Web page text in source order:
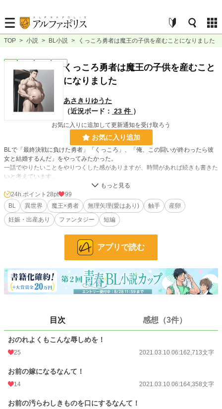
TOP > 小説 > BL小説 > くっころ勇者は魔王の子供を産むことになりました
くっころ勇者は魔王の子供を産むこと
になりました
あさきりゆうた
（近況ボード： 23 件 ）
お気に入りに追加して更新通知を受け取ろう
お気に入り追加
BLで「最終決戦に負けた勇者」「くっころ」、「俺、この闘いが終わったら彼
女と結婚するんだ」をやってみたかった。
一話でやりたいことをやりつくした感がありますが、時間があれば続きも書きた
いと考えています。
21.03.10
ついHな気分になったので、加筆修正と新作を書きました。大体R18です。
21.05.06
を書きました。そして小説タイトルも変更。
ニアックなR18プレイになって読者ついていけねえよな(^_^;)と思いました。
最終回になりますが、補足エピソードネタ思いつけば番外編でまた書くかもし
れません。
小説
BL 5,934 位 / 31,454 件
お気に入り
24h.ポイント 28 pt
24h.ポイント 28pt
99
BL
異世界 魔王×勇者 無理矢理(愛はあり) 触手
産卵
妊娠・出産あり
ファンタジー 短編
アプリで読む
目次 感想（3件）
おのれよくもこんな辱しめを！
25 2021.03.10 06:162,713文字
お前の嫁になるなんて！
14 2021.03.10 06:164,358文字
お前の汚らわしきものを口にするなんて！